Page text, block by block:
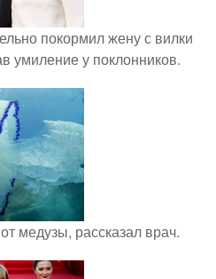
покормил жену с вилки
умиление у поклонников.
медузы, рассказал врач.